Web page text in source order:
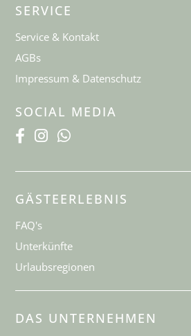
SERVICE
Service & Kontakt
AGBs
Impressum & Datenschutz
SOCIAL MEDIA
GÄSTEERLEBNIS
FAQ's
Unterkünfte
Urlaubsregionen
DAS UNTERNEHMEN